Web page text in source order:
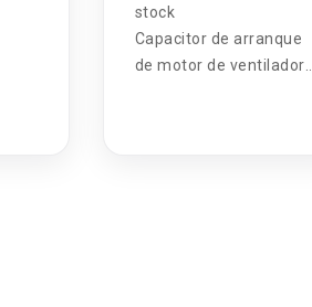
stock
Capacitor de arranque
de motor de ventilador